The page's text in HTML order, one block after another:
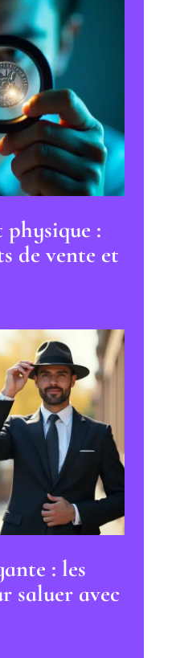
physique :
de vente et
: les
saluer avec